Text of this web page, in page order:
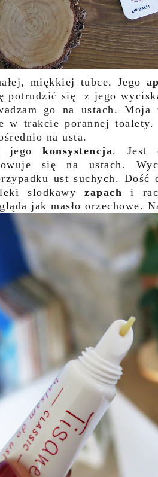
miękkiej tubce, Jego
potrudzić się z jego
go na ustach.
w trakcie porannej
na usta.
jegokonsystencja. Jest
się na ustach.
ust suchych.
słodkawyzapach i
jak masło orzechowe.